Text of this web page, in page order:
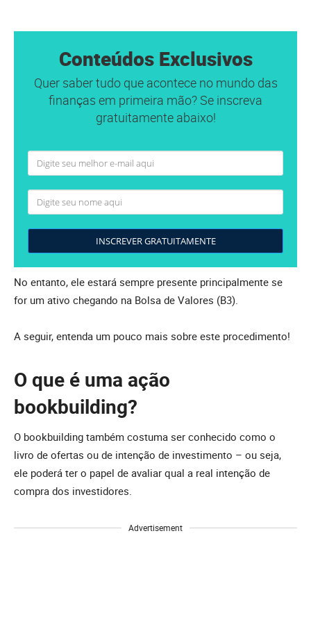
Conteúdos Exclusivos
Quer saber tudo que acontece no mundo das
finanças em primeira mão? Se inscreva
gratuitamente abaixo!
INSCREVER GRATUITAMENTE
No entanto, ele estará sempre presente principalmente se
for um ativo chegando na Bolsa de Valores (B3).
A seguir, entenda um pouco mais sobre este procedimento!
O que é uma ação
bookbuilding?
O bookbuilding também costuma ser conhecido como o
livro de ofertas ou de intenção de investimento – ou seja,
ele poderá ter o papel de avaliar qual a real intenção de
compra dos investidores.
Advertisement